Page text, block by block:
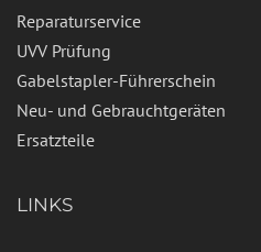
Reparaturservice
UVV Prüfung
Gabelstapler-Führerschein
Neu- und Gebrauchtgeräten
Ersatzteile
LINKS